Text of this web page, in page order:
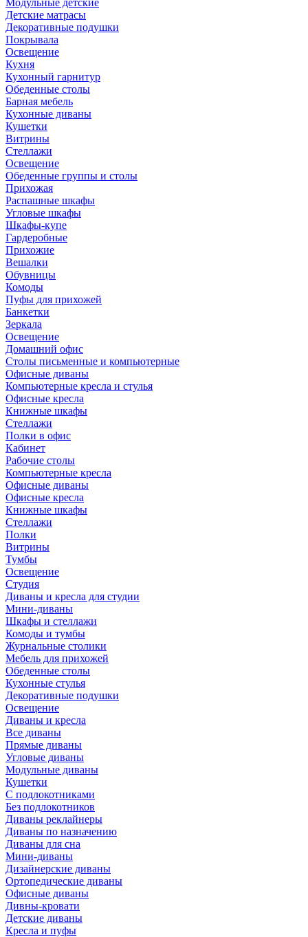
Модульные детские
Детские матрасы
Декоративные подушки
Покрывала
Освещение
Кухня
Кухонный гарнитур
Обеденные столы
Барная мебель
Кухонные диваны
Кушетки
Витрины
Стеллажи
Освещение
Обеденные группы и столы
Прихожая
Распашные шкафы
Угловые шкафы
Шкафы-купе
Гардеробные
Прихожие
Вешалки
Обувницы
Комоды
Пуфы для прихожей
Банкетки
Зеркала
Освещение
Домашний офис
Столы письменные и компьютерные
Офисные диваны
Компьютерные кресла и стулья
Офисные кресла
Книжные шкафы
Стеллажи
Полки в офис
Кабинет
Рабочие столы
Компьютерные кресла
Офисные диваны
Офисные кресла
Книжные шкафы
Стеллажи
Полки
Витрины
Тумбы
Освещение
Студия
Диваны и кресла для студии
Мини-диваны
Шкафы и стеллажи
Комоды и тумбы
Журнальные столики
Мебель для прихожей
Обеденные столы
Кухонные стулья
Декоративные подушки
Освещение
Диваны и кресла
Все диваны
Прямые диваны
Угловые диваны
Модульные диваны
Кушетки
С подлокотниками
Без подлокотников
Диваны реклайнеры
Диваны по назначению
Диваны для сна
Мини-диваны
Дизайнерские диваны
Ортопедические диваны
Офисные диваны
Дивны-кровати
Детские диваны
Кресла и пуфы